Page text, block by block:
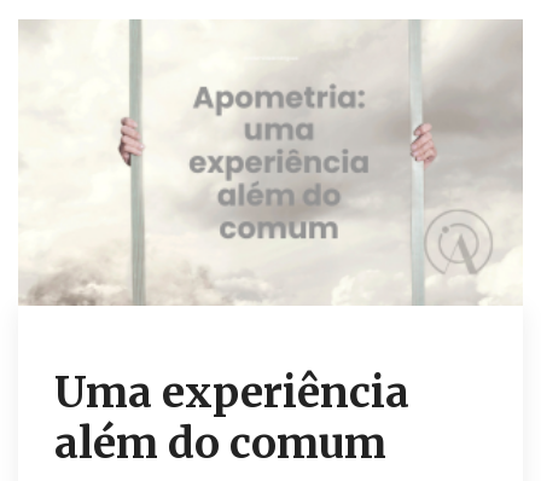
Uma experiência
além do comum